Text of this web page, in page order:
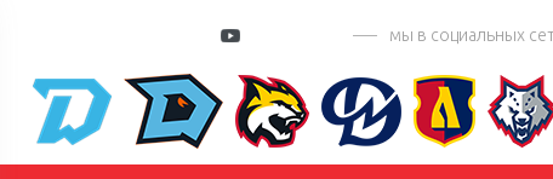
мы в социальных